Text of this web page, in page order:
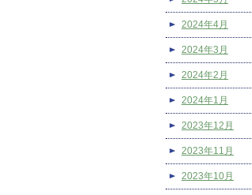
2024年4月
2024年3月
2024年2月
2024年1月
2023年12月
2023年11月
2023年10月